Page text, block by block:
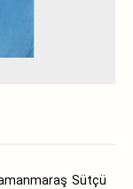
Sütçü